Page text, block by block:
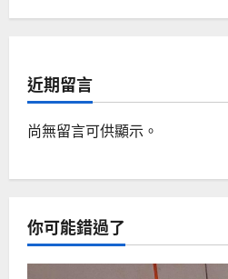
近期留言
尚無留言可供顯示。
你可能錯過了